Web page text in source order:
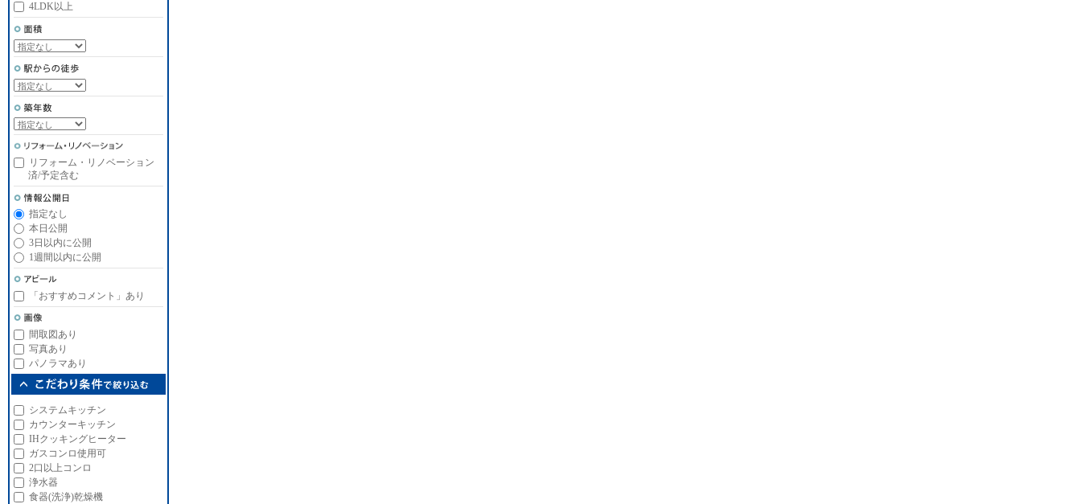
4LDK以上
リフォーム・リノベーション
済/予定含む
指定なし
本日公開
3日以内に公開
1週間以内に公開
「おすすめコメント」あり
間取図あり
写真あり
パノラマあり
システムキッチン
カウンターキッチン
IHクッキングヒーター
ガスコンロ使用可
2口以上コンロ
浄水器
食器(洗浄)乾燥機